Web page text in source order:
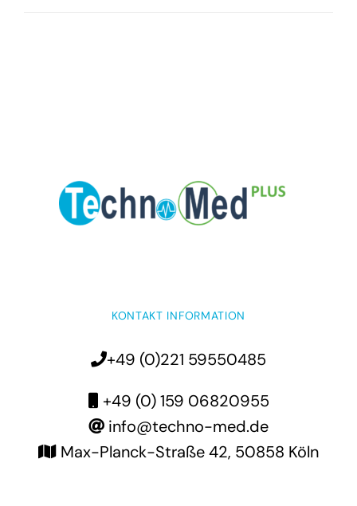
KONTAKT INFORMATION
+49 (0)221 59550485
+49 (0) 159 06820955
info@techno-med.de
Max-Planck-Straße 42, 50858 Köln